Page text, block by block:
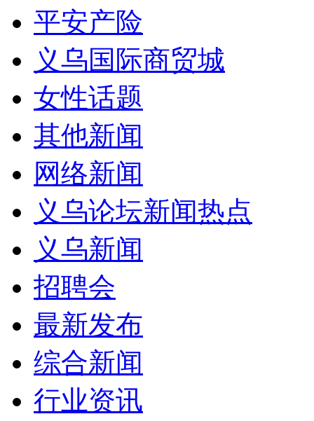
平安产险
义乌国际商贸城
女性话题
其他新闻
网络新闻
义乌论坛新闻热点
义乌新闻
招聘会
最新发布
综合新闻
行业资讯